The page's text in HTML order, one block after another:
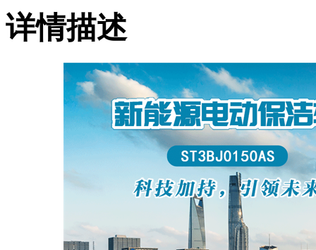
详情描述